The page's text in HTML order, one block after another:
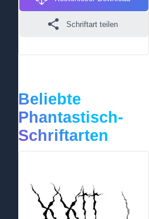
Schriftart teilen
Beliebte
Phantastisch-
Schriftarten